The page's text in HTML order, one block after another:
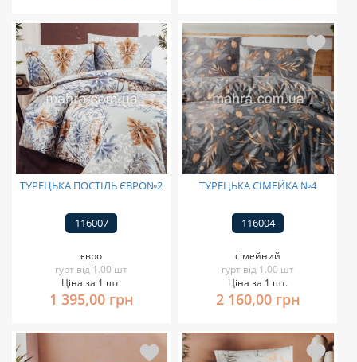
ТУРЕЦЬКА ПОСТІЛЬ ЄВРО№2
116007
євро
гурт від 1.00 шт
Ціна за 1 шт.
1 395,00 грн
ТУРЕЦЬКА СІМЕЙКА №4
116004
сімейний
гурт від 1.00 шт
Ціна за 1 шт.
2 160,00 грн